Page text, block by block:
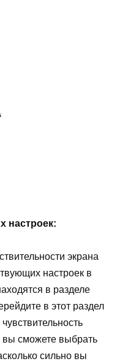
настроек:
экрана
настроек в
в разделе
в этот раздел
вы сможете выбрать
сильно вы